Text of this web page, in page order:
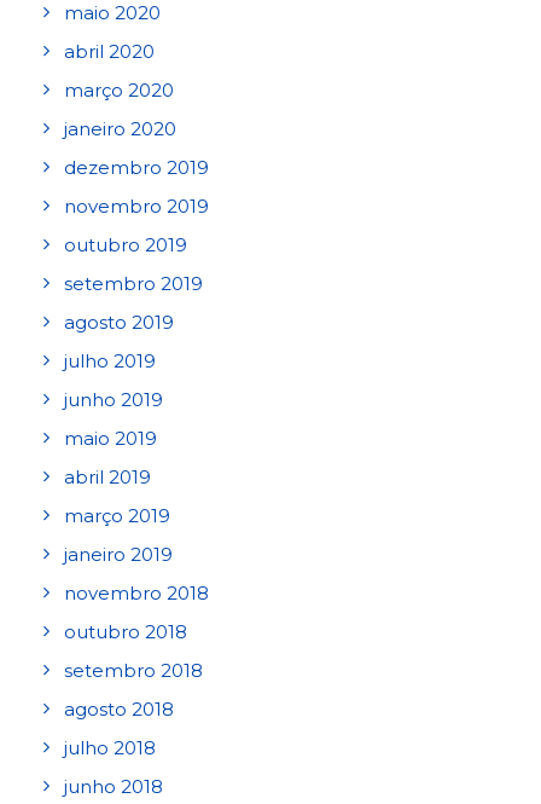
maio 2020
abril 2020
março 2020
janeiro 2020
dezembro 2019
novembro 2019
outubro 2019
setembro 2019
agosto 2019
julho 2019
junho 2019
maio 2019
abril 2019
março 2019
janeiro 2019
novembro 2018
outubro 2018
setembro 2018
agosto 2018
julho 2018
junho 2018